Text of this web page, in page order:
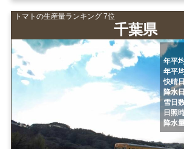
トマトの生産量ランキング 7位
千葉県
年平
年平
快晴
降水
雪日
日照
降水